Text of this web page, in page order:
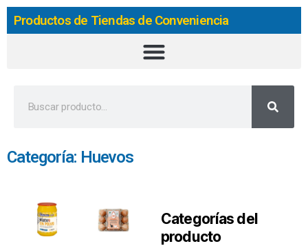
Productos de Tiendas de Conveniencia
Categoría: Huevos
Categorías del
producto